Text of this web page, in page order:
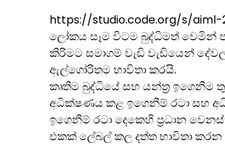
https://studio.code.org/s/
ලෝකය සෑම විටම බුද්ධිමත් වෙමින්
කිරිමට සමාගම් වැඩි වැඩියෙන්
ඇල්ගෝරිතම භාවිතා කරයි.
කෘතිම බුද්ධියේ සහ යන්ත්‍ර ඉගෙනීම
අධික්ෂණය කළ ඉගෙනීම් රටා සහ
ඉගෙනීම් රටා දෙකෙහි ප්‍රධාන
එකක් ලේබල් කල දත්ත භාවිතා